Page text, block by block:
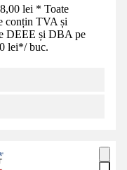
lei * Toate
conțin TVA și
DEEE și DBA pe
lei*/ buc.